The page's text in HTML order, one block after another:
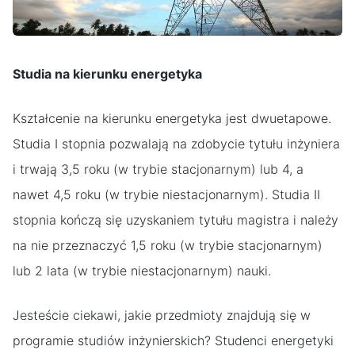
Studia na kierunku energetyka
Kształcenie na kierunku energetyka jest dwuetapowe.
Studia I stopnia pozwalają na zdobycie tytułu inżyniera
i trwają 3,5 roku (w trybie stacjonarnym) lub 4, a
nawet 4,5 roku (w trybie niestacjonarnym). Studia II
stopnia kończą się uzyskaniem tytułu magistra i należy
na nie przeznaczyć 1,5 roku (w trybie stacjonarnym)
lub 2 lata (w trybie niestacjonarnym) nauki.
Jesteście ciekawi, jakie przedmioty znajdują się w
programie studiów inżynierskich? Studenci energetyki